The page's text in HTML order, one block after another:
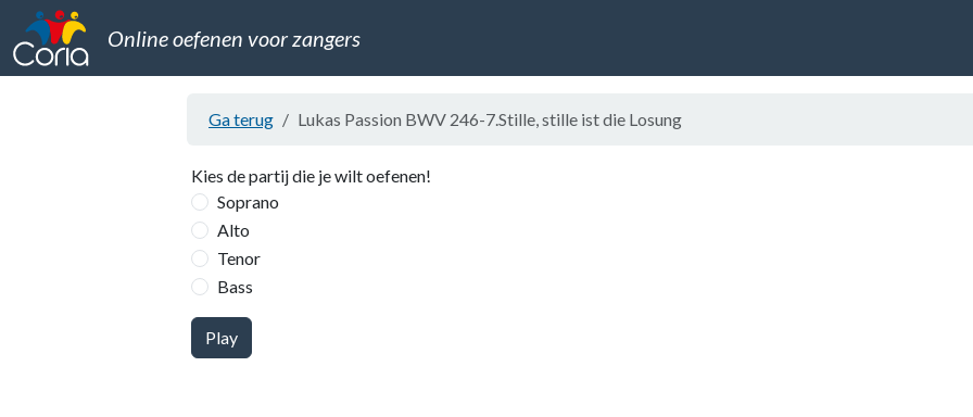
Online oefenen voor zangers
Ga terug Lukas Passion BWV 246-7.Stille, stille ist die Losung
Kies de partij die je wilt oefenen!
Soprano
Alto
Tenor
Bass
Play